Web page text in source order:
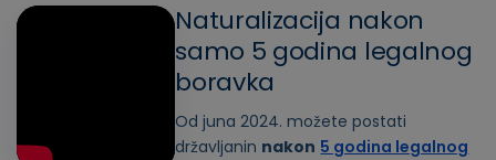
Naturalizacija nakon
samo 5 godina legalnog
boravka
Od juna 2024. možete postati
državljanin nakon 5 godina legalnog